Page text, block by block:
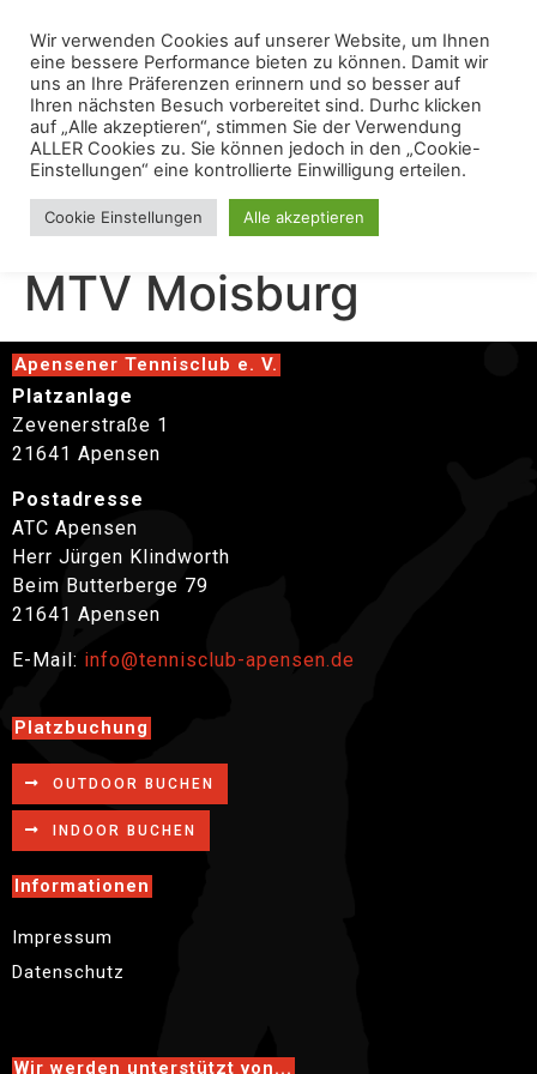
Herren40 II Gegen
MTV Moisburg
Apensener Tennisclub e. V.
Platzanlage
Zevenerstraße 1
21641 Apensen
Postadresse
ATC Apensen
Herr Jürgen Klindworth
Beim Butterberge 79
21641 Apensen
E-Mail: info@tennisclub-apensen.de
Platzbuchung
OUTDOOR BUCHEN
INDOOR BUCHEN
Informationen
Impressum
Datenschutz
Wir werden unterstützt von...
Wir verwenden Cookies auf unserer Website, um Ihnen
eine bessere Performance bieten zu können. Damit wir
uns an Ihre Präferenzen erinnern und so besser auf
Ihren nächsten Besuch vorbereitet sind. Durhc klicken
auf „Alle akzeptieren“, stimmen Sie der Verwendung
ALLER Cookies zu. Sie können jedoch in den „Cookie-
Einstellungen“ eine kontrollierte Einwilligung erteilen.
Cookie Einstellungen Alle akzeptieren